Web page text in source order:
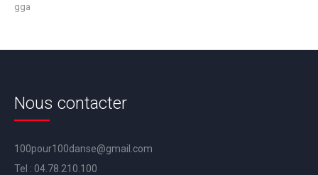
gga
Nous contacter
100pour100danse@gmail.com
Tel : 04.78.210.100